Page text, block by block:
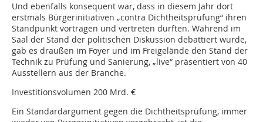
Und ebenfalls konsequent war, dass in diesem Jahr dort
erstmals Bürgerinitiativen „contra Dichtheitsprüfung“ ihren
Standpunkt vortragen und vertreten durften. Während im
Saal der Stand der politischen Diskussion debattiert wurde,
gab es draußen im Foyer und im Freigelände den Stand der
Technik zu Prüfung und Sanierung, „live“ präsentiert von 40
Ausstellern aus der Branche.
Investitionsvolumen 200 Mrd. €
Ein Standardargument gegen die Dichtheitsprüfung, immer